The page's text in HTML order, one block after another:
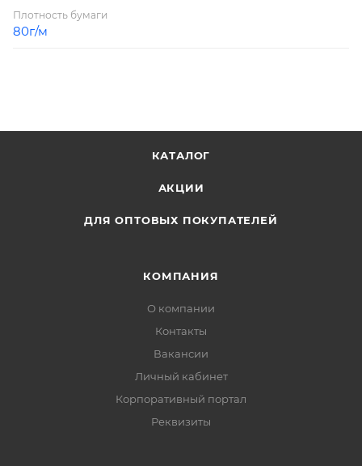
Плотность бумаги
80г/м
КАТАЛОГ
АКЦИИ
ДЛЯ ОПТОВЫХ ПОКУПАТЕЛЕЙ
КОМПАНИЯ
О компании
Контакты
Вакансии
Личный кабинет
Корпоративный портал
Реквизиты